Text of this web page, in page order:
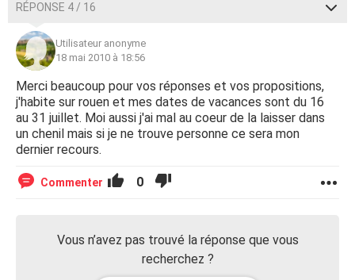
RÉPONSE 4 / 16
Utilisateur anonyme
18 mai 2010 à 18:56
Merci beaucoup pour vos réponses et vos propositions,
j'habite sur rouen et mes dates de vacances sont du 16
au 31 juillet. Moi aussi j'ai mal au coeur de la laisser dans
un chenil mais si je ne trouve personne ce sera mon
dernier recours.
Commenter 0
Vous n’avez pas trouvé la réponse que vous
recherchez ?